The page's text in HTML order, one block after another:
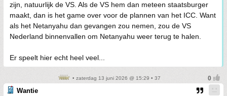
zijn, natuurlijk de VS. Als de VS hem dan meteen staatsburger
maakt, dan is het game over voor de plannen van het ICC. Want
als het Netanyahu dan gevangen zou nemen, zou de VS
Nederland binnenvallen om Netanyahu weer terug te halen.
Er speelt hier echt heel veel...
• zaterdag 13 juni 2026 @ 15:29 • 37
Wantie